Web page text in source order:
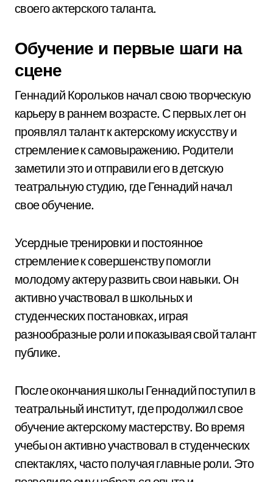
своего актерского таланта.
Обучение и первые шаги на
сцене
Геннадий Корольков начал свою творческую
карьеру в раннем возрасте. С первых лет он
проявлял талант к актерскому искусству и
стремление к самовыражению. Родители
заметили это и отправили его в детскую
театральную студию, где Геннадий начал
свое обучение.
Усердные тренировки и постоянное
стремление к совершенству помогли
молодому актеру развить свои навыки. Он
активно участвовал в школьных и
студенческих постановках, играя
разнообразные роли и показывая свой талант
публике.
После окончания школы Геннадий поступил в
театральный институт, где продолжил свое
обучение актерскому мастерству. Во время
учебы он активно участвовал в студенческих
спектаклях, часто получая главные роли. Это